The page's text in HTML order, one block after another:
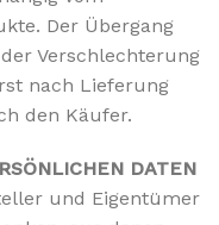
Der Übergang
Verschlechterung
nach Lieferung
den Käufer.
DATEN
und Eigentümer